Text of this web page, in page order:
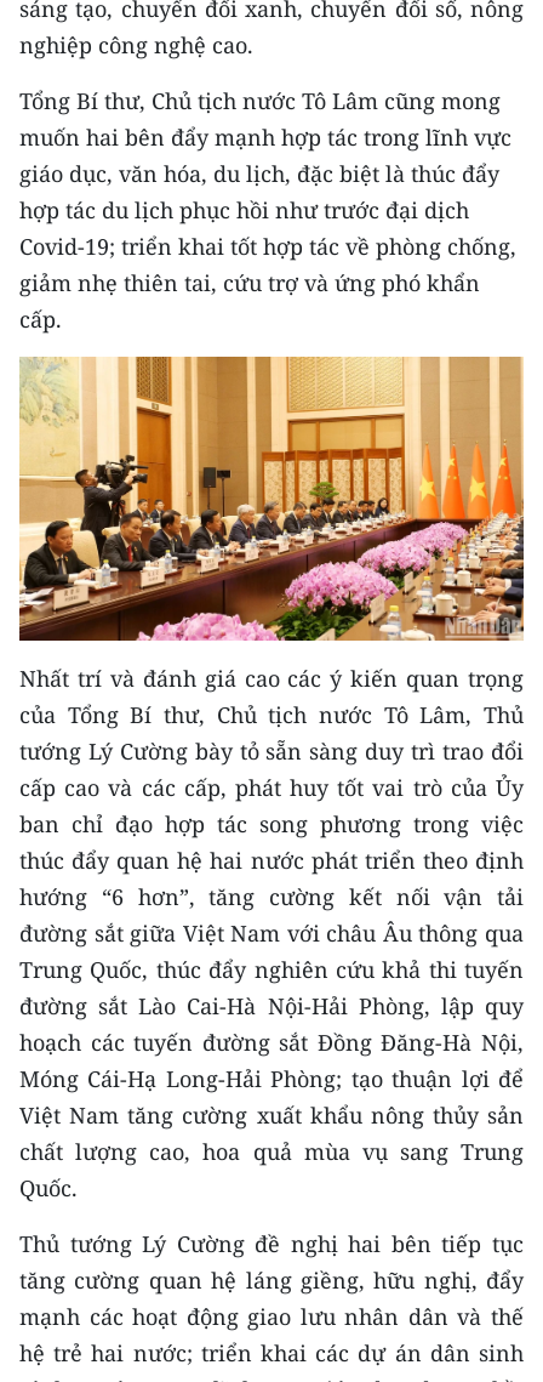
sáng tạo, chuyển đổi xanh, chuyển đổi số, nông
nghiệp công nghệ cao.
Tổng Bí thư, Chủ tịch nước Tô Lâm cũng mong
muốn hai bên đẩy mạnh hợp tác trong lĩnh vực
giáo dục, văn hóa, du lịch, đặc biệt là thúc đẩy
hợp tác du lịch phục hồi như trước đại dịch
Covid-19; triển khai tốt hợp tác về phòng chống,
giảm nhẹ thiên tai, cứu trợ và ứng phó khẩn
cấp.
Nhất trí và đánh giá cao các ý kiến quan trọng
của Tổng Bí thư, Chủ tịch nước Tô Lâm, Thủ
tướng Lý Cường bày tỏ sẵn sàng duy trì trao đổi
cấp cao và các cấp, phát huy tốt vai trò của Ủy
ban chỉ đạo hợp tác song phương trong việc
thúc đẩy quan hệ hai nước phát triển theo định
hướng “6 hơn”, tăng cường kết nối vận tải
đường sắt giữa Việt Nam với châu Âu thông qua
Trung Quốc, thúc đẩy nghiên cứu khả thi tuyến
đường sắt Lào Cai-Hà Nội-Hải Phòng, lập quy
hoạch các tuyến đường sắt Đồng Đăng-Hà Nội,
Móng Cái-Hạ Long-Hải Phòng; tạo thuận lợi để
Việt Nam tăng cường xuất khẩu nông thủy sản
chất lượng cao, hoa quả mùa vụ sang Trung
Quốc.
Thủ tướng Lý Cường đề nghị hai bên tiếp tục
tăng cường quan hệ láng giềng, hữu nghị, đẩy
mạnh các hoạt động giao lưu nhân dân và thế
hệ trẻ hai nước; triển khai các dự án dân sinh